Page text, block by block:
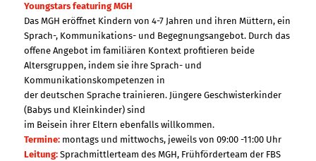
Youngstars featuring MGH
Das MGH eröffnet Kindern von 4-7 Jahren und ihren Müttern, ein
Sprach-, Kommunikations- und Begegnungsangebot. Durch das
offene Angebot im familiären Kontext profitieren beide
Altersgruppen, indem sie ihre Sprach- und
Kommunikationskompetenzen in
der deutschen Sprache trainieren. Jüngere Geschwisterkinder
(Babys und Kleinkinder) sind
im Beisein ihrer Eltern ebenfalls willkommen.
Termine:montags und mittwochs, jeweils von 09:00 -11:00 Uhr
Leitung:Sprachmittlerteam des MGH, Frühförderteam der FBS